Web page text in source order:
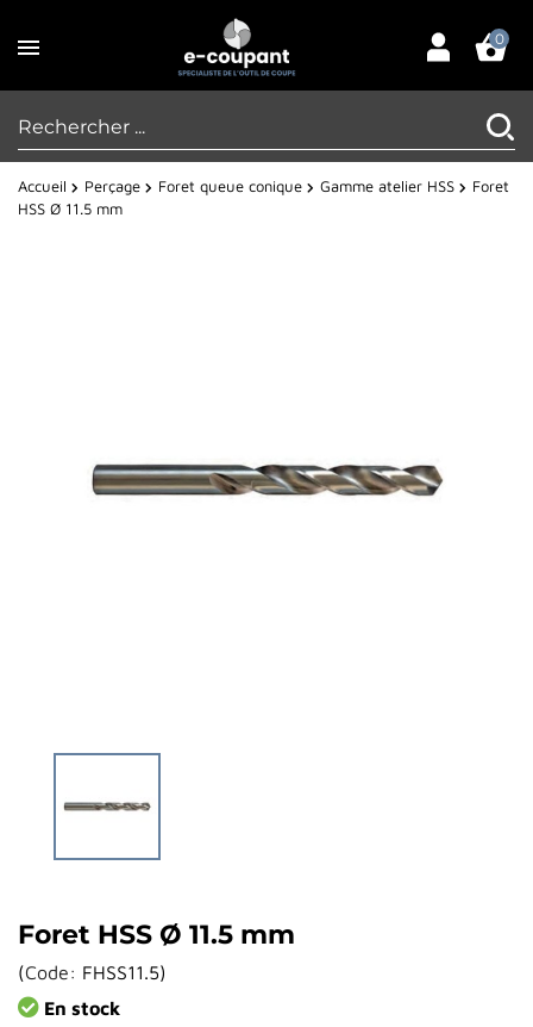
0
Accueil Perçage Foret queue conique Gamme atelier HSS
Foret
HSS Ø 11.5 mm
Foret HSS Ø 11.5 mm
(Code: FHSS11.5)
En stock